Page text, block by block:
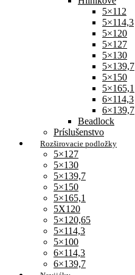
5×112
5×114,3
5×120
5×127
5×130
5×139,7
5×150
5×165,1
6×114,3
6×139,7
Beadlock
Príslušenstvo
Rozširovacie podložky
5×127
5×130
5×139,7
5×150
5×165,1
5X120
5×120,65
5×114,3
5×100
6×114,3
6×139,7